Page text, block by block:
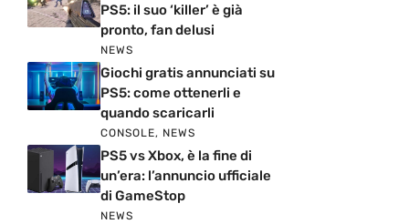
PS5: il suo ‘killer’ è già
pronto, fan delusi
NEWS
Giochi gratis annunciati su
PS5: come ottenerli e
quando scaricarli
CONSOLE, NEWS
PS5 vs Xbox, è la fine di
un’era: l’annuncio ufficiale
di GameStop
NEWS